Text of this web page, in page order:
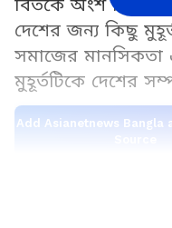
বিতর্কে অংশ নিয়ে
দেশের জন্য কিছু
সমাজের মানসিকতা
মুহূর্তটিকে দেশের
Add Asianetnews Bangla